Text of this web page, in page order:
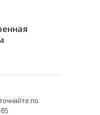
по